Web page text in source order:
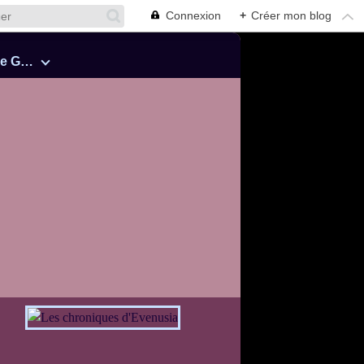
Connexion + Créer mon blog
Cinquante Nuances de Grey